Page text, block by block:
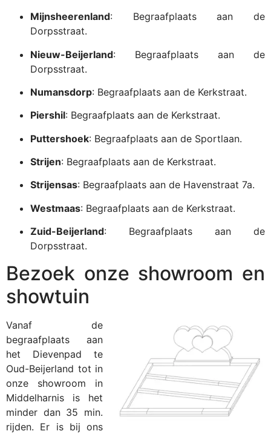
Mijnsheerenland: Begraafplaats aan de
Dorpsstraat.
Nieuw-Beijerland: Begraafplaats aan de
Dorpsstraat.
Numansdorp: Begraafplaats aan de Kerkstraat.
Piershil: Begraafplaats aan de Kerkstraat.
Puttershoek: Begraafplaats aan de Sportlaan.
Strijen: Begraafplaats aan de Kerkstraat.
Strijensas: Begraafplaats aan de Havenstraat 7a.
Westmaas: Begraafplaats aan de Kerkstraat.
Zuid-Beijerland: Begraafplaats aan de
Dorpsstraat.
Bezoek onze showroom en
showtuin
Vanaf de
begraafplaats aan
het Dievenpad te
Oud-Beijerland tot in
onze showroom in
Middelharnis is het
minder dan 35 min.
rijden. Er is bij ons